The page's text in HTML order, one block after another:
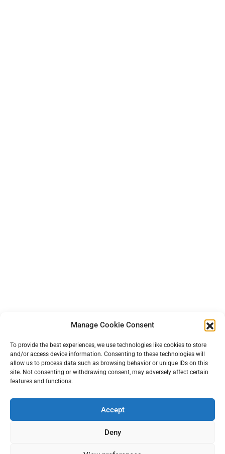
Manage Cookie Consent
To provide the best experiences, we use technologies like cookies to store
and/or access device information. Consenting to these technologies will
allow us to process data such as browsing behavior or unique IDs on this
site. Not consenting or withdrawing consent, may adversely affect certain
features and functions.
Accept
Deny